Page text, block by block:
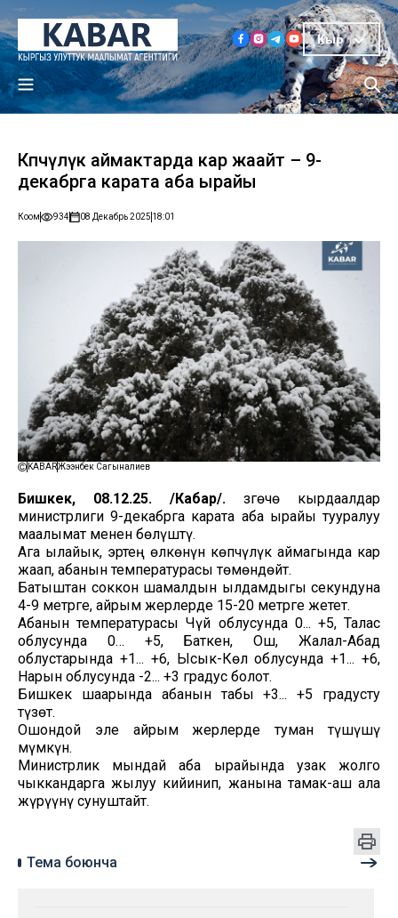
Кыр
Көпчүлүк аймактарда кар жаайт – 9-
декабрга карата аба ырайы
Коом 934 08 Декабрь 2025 18:01
KABARЖээнбек Сагыналиев
Бишкек, 08.12.25. /Кабар/. Өзгөчө кырдаалдар
министрлиги 9-декабрга карата аба ырайы тууралуу
маалымат менен бөлүштү.
Ага ылайык, эртең өлкөнүн көпчүлүк аймагында кар
жаап, абанын температурасы төмөндөйт.
Батыштан соккон шамалдын ылдамдыгы секундуна
4-9 метрге, айрым жерлерде 15-20 метрге жетет.
Абанын температурасы Чүй облусунда 0... +5, Талас
облусунда 0… +5, Баткен, Ош, Жалал-Абад
облустарында +1... +6, Ысык-Көл облусунда +1... +6,
Нарын облусунда -2... +3 градус болот.
Бишкек шаарында абанын табы +3... +5 градусту
түзөт.
Ошондой эле айрым жерлерде туман түшүшү
мүмкүн.
Министрлик мындай аба ырайында узак жолго
чыккандарга жылуу кийинип, жанына тамак-аш ала
жүрүүнү сунуштайт.
Тема боюнча